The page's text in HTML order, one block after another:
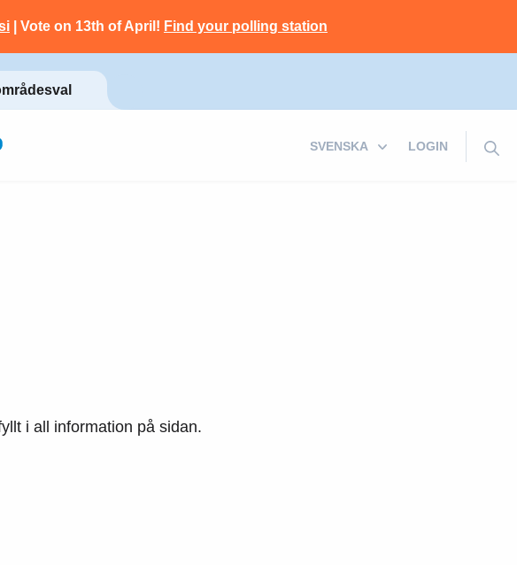
| Vote on 13th of April! Find your polling station
LOGIN
i all information på sidan.